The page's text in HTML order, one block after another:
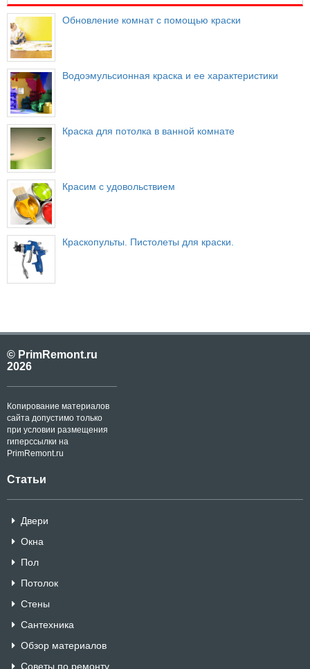
Обновление комнат с помощью краски
Водоэмульсионная краска и ее характеристики
Краска для потолка в ванной комнате
Красим с удовольствием
Краскопульты. Пистолеты для краски.
© PrimRemont.ru
2026
Копирование материалов
сайта допустимо только
при условии размещения
гиперссылки на
PrimRemont.ru
Статьи
Двери
Окна
Пол
Потолок
Стены
Сантехника
Обзор материалов
Советы по ремонту